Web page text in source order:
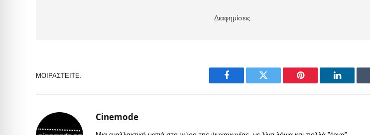
Διαφημίσεις
ΜΟΙΡΑΣΤΕΊΤΕ.
Facebook Twitter Pinterest LinkedIn
Cinemode